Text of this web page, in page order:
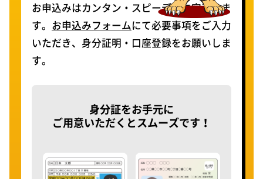
お申込みはカンタン・スピーディに完了しま
す。 お申込みフォームにて必要事項をご入力
いただき、身分証明・口座登録をお願いしま
す。
身分証をお手元に
ご用意いただくとスムーズです！